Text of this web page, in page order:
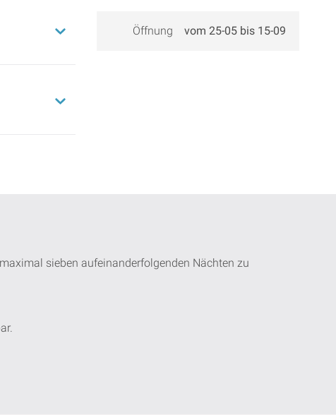
Öffnung vom 25-05 bis 15-09
sieben aufeinanderfolgenden Nächten zu